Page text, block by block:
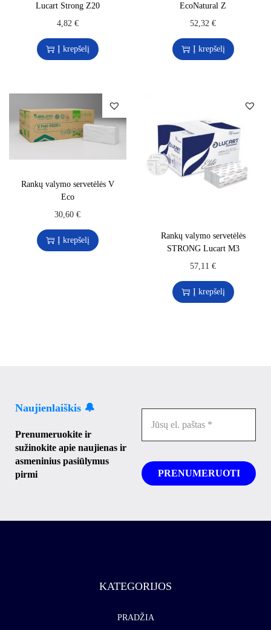
Lucart Strong Z20
4,82 €
Į krepšelį
EcoNatural Z
52,32€
Į krepšelį
Rankų valymo servetėlės V
Eco
30,60€
Į krepšelį
Rankų valymo servetėlės
STRONG Lucart M3
57,11€
Į krepšelį
Naujienlaiškis 🔔
Prenumeruokite ir
sužinokite apie naujienas ir
asmeninius pasiūlymus
pirmi
KATEGORIJOS
PRADŽIA